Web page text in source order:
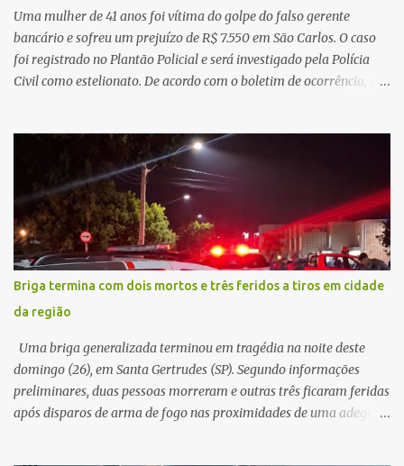
possível à população. Essa reflexão encontra respaldo tanto na
teoria da admini...
Uma mulher de 41 anos foi vítima do golpe do falso gerente
bancário e sofreu um prejuízo de R$ 7.550 em São Carlos. O caso
foi registrado no Plantão Policial e será investigado pela Polícia
Civil como estelionato. De acordo com o boletim de ocorrência, a
suspeito alegou que seria necessário atualizar o cadastro da conta
e passou a orientar a vítima sobre os procedimentos que deveriam
ser realizados. Dias depois, o golpista enviou um documento em
PDF simulando uma comunicação oficial da instituição financeira.
Na sequência, entrou em contato por telefone e encaminhou um
link, orientando a vítima a acessá-lo pelo computador para
concluir a suposta atualização cadastral. Após realizar o
procedimento, a conta bancária ficou bloqueada por algumas
horas. Sem conseguir acessar o sistema, a vítima tentou
novamente contato com o suposto gerente, mas não obteve
resposta. Na segunda-fe...
Briga termina com dois mortos e três feridos a tiros em cidade
da região
Uma briga generalizada terminou em tragédia na noite deste
domingo (26), em Santa Gertrudes (SP). Segundo informações
preliminares, duas pessoas morreram e outras três ficaram feridas
após disparos de arma de fogo nas proximidades de uma adega. O